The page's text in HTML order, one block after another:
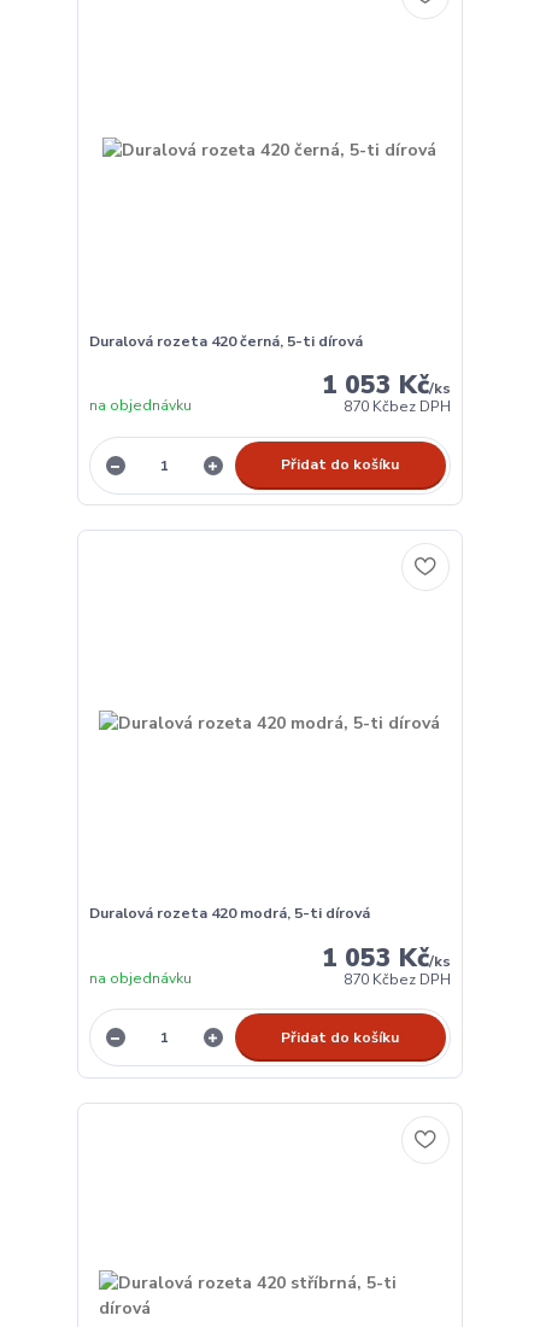
Duralová rozeta 420 černá, 5-ti dírová
1 053 Kč/ks
870 Kčbez DPH
na objednávku
Přidat do košíku
Duralová rozeta 420 modrá, 5-ti dírová
1 053 Kč/ks
870 Kčbez DPH
na objednávku
Přidat do košíku